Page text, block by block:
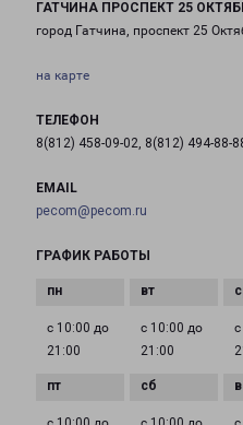
ГАТЧИНА ПРОСПЕКТ 25
город Гатчина, проспект 25
на карте
ТЕЛЕФОН
8(812) 458-09-02, 8(812) 494-88-
EMAIL
pecom@pecom.ru
ГРАФИК РАБОТЫ
с 10:00 до
21:00
с 10:00 до
21:00